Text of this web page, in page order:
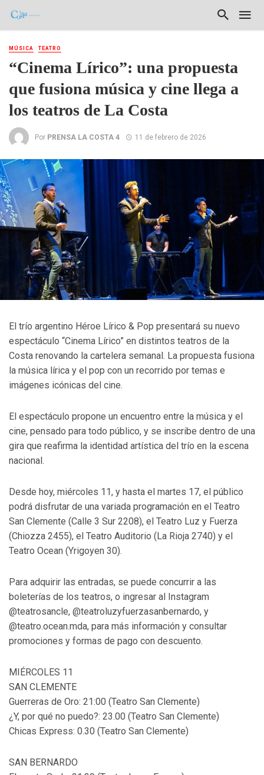
MÚSICA TEATRO
“Cinema Lírico”: una propuesta
que fusiona música y cine llega a
los teatros de La Costa
Por PRENSA LA COSTA 4 11 de febrero de 2026
El trío argentino Héroe Lírico & Pop presentará su nuevo
espectáculo “Cinema Lírico” en distintos teatros de la
Costa renovando la cartelera semanal. La propuesta fusiona
la música lírica y el pop con un recorrido por temas e
imágenes icónicas del cine.
El espectáculo propone un encuentro entre la música y el
cine, pensado para todo público, y se inscribe dentro de una
gira que reafirma la identidad artística del trío en la escena
nacional.
Desde hoy, miércoles 11, y hasta el martes 17, el público
podrá disfrutar de una variada programación en el Teatro
San Clemente (Calle 3 Sur 2208), el Teatro Luz y Fuerza
(Chiozza 2455), el Teatro Auditorio (La Rioja 2740) y el
Teatro Ocean (Yrigoyen 30).
Para adquirir las entradas, se puede concurrir a las
boleterías de los teatros, o ingresar al Instagram
@teatrosancle, @teatroluzyfuerzasanbernardo, y
@teatro.ocean.mda, para más información y consultar
promociones y formas de pago con descuento.
MIÉRCOLES 11
SAN CLEMENTE
Guerreras de Oro: 21:00 (Teatro San Clemente)
¿Y, por qué no puedo?: 23.00 (Teatro San Clemente)
Chicas Express: 0.30 (Teatro San Clemente)
SAN BERNARDO